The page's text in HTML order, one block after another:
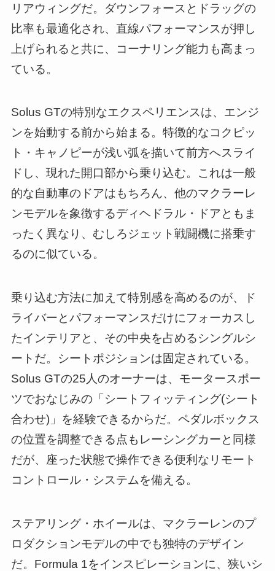
リアウィングだ。ダウンフォースとドラッグの
比率も最適化され、直線パフォーマンスが押し
上げられると共に、コーナリング能力も高まっ
ている。
Solus GTの特別なエクスペリエンスは、エンジ
ンを始動する前から始まる。特徴的なコクピッ
ト・キャノピーが浅い弧を描いて前方へスライ
ドし、現れた開口部から乗り込む。これは一般
的な自動車のドアはもちろん、他のマクラーレ
ンモデルを象徴するディヘドラル・ドアともま
ったく異なり、むしろジェット戦闘機に搭乗す
るのに似ている。
乗り込む方法に加えて特別感を高めるのが、ド
ライバーとパフォーマンスだけにフォーカスし
たインテリアと、その中央を占めるシングルシ
ートだ。シートポジションは固定されている。
Solus GTの25人のオーナーは、モータースポー
ツでおなじみの「シートフィッティング(シート
合わせ)」を経験できるからだ。ペダルボックス
の位置を調整できる点もレーシングカーと同様
だが、座った状態で操作できる便利なリモート
コントロール・システムを備える。
ステアリング・ホイールは、マクラーレンのプ
ロダクションモデルの中でも独特のデザイン
だ。Formula 1をインスピレーションに、狭いシ